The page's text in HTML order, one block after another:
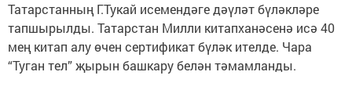
Татарстанның Г.Тукай исемендәге дәүләт бүләкләре
тапшырылды. Татарстан Милли китапханәсенә исә 40
мең китап алу өчен сертификат бүләк ителде. Чара
“Туган тел” җырын башкару белән тәмамланды.